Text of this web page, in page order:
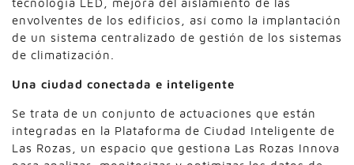
envolventes de los edificios, así como la implantación
de un sistema centralizado de gestión de los sistemas
de climatización.
Una ciudad conectada e inteligente
Se trata de un conjunto de actuaciones que están
integradas en la Plataforma de Ciudad Inteligente de
Las Rozas, un espacio que gestiona Las Rozas Innova